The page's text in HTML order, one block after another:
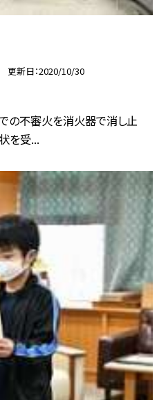
更新日 2020/10/30
の不審火を消火器で消し止
を受...